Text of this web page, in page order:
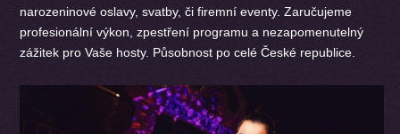
narozeninové oslavy, svatby, či firemní eventy. Zaručujeme
profesionální výkon, zpestření programu a nezapomenutelný
zážitek pro Vaše hosty. Působnost po celé České republice.